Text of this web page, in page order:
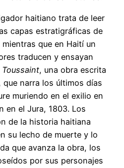
haitiano trata de leer
capas estratigráficas de
que en Haití un
traducen y ensayan
, una obra escrita
que narra los últimos días
muriendo en el exilio en
en el Jura, 1803. Los
de la historia haitiana
su lecho de muerte y lo
que avanza la obra, los
por sus personajes